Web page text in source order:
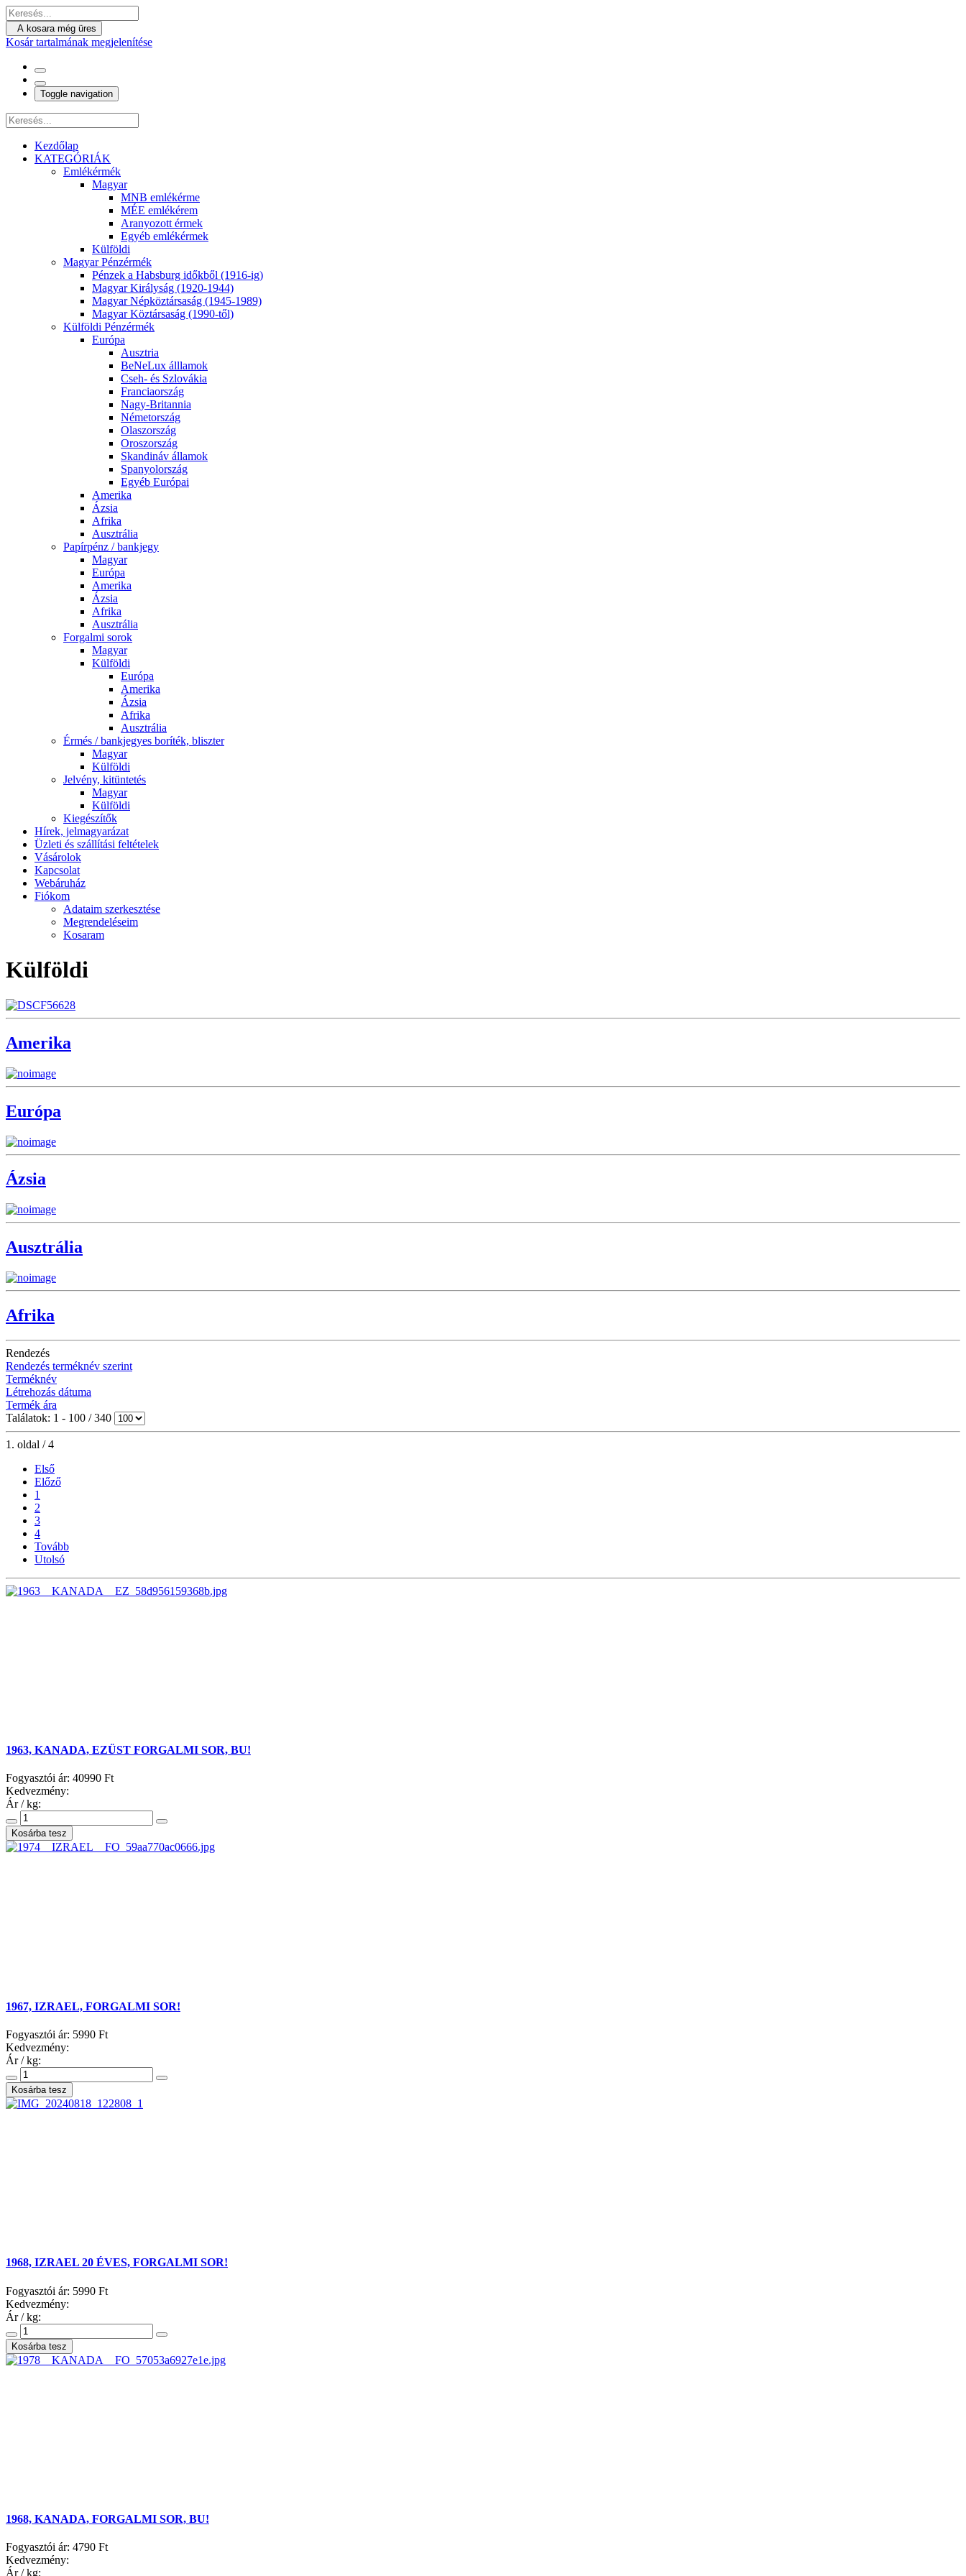
A kosara még üres
Kosár tartalmának megjelenítése
Toggle navigation
Kezdőlap
KATEGÓRIÁK
Emlékérmék
Magyar
MNB emlékérme
MÉE emlékérem
Aranyozott érmek
Egyéb emlékérmek
Külföldi
Magyar Pénzérmék
Pénzek a Habsburg időkből (1916-ig)
Magyar Királyság (1920-1944)
Magyar Népköztársaság (1945-1989)
Magyar Köztársaság (1990-től)
Külföldi Pénzérmék
Európa
Ausztria
BeNeLux álllamok
Cseh- és Szlovákia
Franciaország
Nagy-Britannia
Németország
Olaszország
Oroszország
Skandináv államok
Spanyolország
Egyéb Európai
Amerika
Ázsia
Afrika
Ausztrália
Papírpénz / bankjegy
Magyar
Európa
Amerika
Ázsia
Afrika
Ausztrália
Forgalmi sorok
Magyar
Külföldi
Európa
Amerika
Ázsia
Afrika
Ausztrália
Érmés / bankjegyes boríték, bliszter
Magyar
Külföldi
Jelvény, kitüntetés
Magyar
Külföldi
Kiegészítők
Hírek, jelmagyarázat
Üzleti és szállítási feltételek
Vásárolok
Kapcsolat
Webáruház
Fiókom
Adataim szerkesztése
Megrendeléseim
Kosaram
Külföldi
Amerika
Európa
Ázsia
Ausztrália
Afrika
Rendezés
Rendezés terméknév szerint
Terméknév
Létrehozás dátuma
Termék ára
Találatok: 1 - 100 / 340
1. oldal / 4
Első
Előző
1
2
3
4
Tovább
Utolsó
1963, KANADA, EZÜST FORGALMI SOR, BU!
Fogyasztói ár: 40990 Ft
Kedvezmény:
Ár / kg:
1967, IZRAEL, FORGALMI SOR!
Fogyasztói ár: 5990 Ft
Kedvezmény:
Ár / kg:
1968, IZRAEL 20 ÉVES, FORGALMI SOR!
Fogyasztói ár: 5990 Ft
Kedvezmény:
Ár / kg:
1968, KANADA, FORGALMI SOR, BU!
Fogyasztói ár: 4790 Ft
Kedvezmény:
Ár / kg: